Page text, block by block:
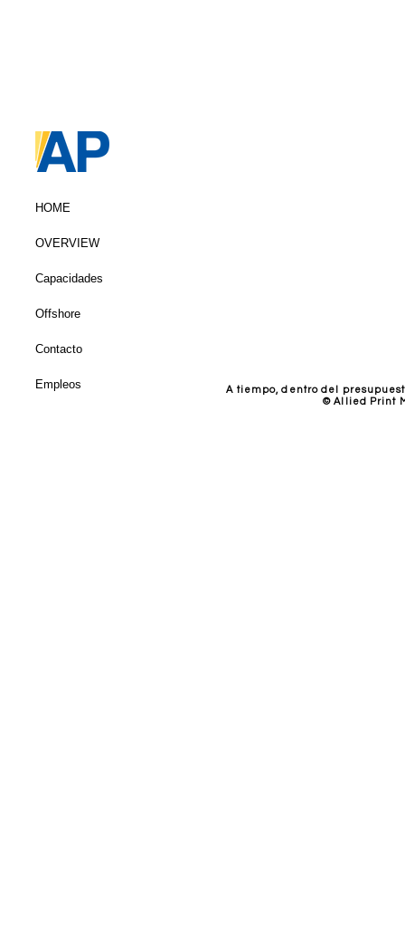
HOME
OVERVIEW
Capacidades
Offshore
Contacto
Empleos
A tiempo, dentro del
© Allied Print